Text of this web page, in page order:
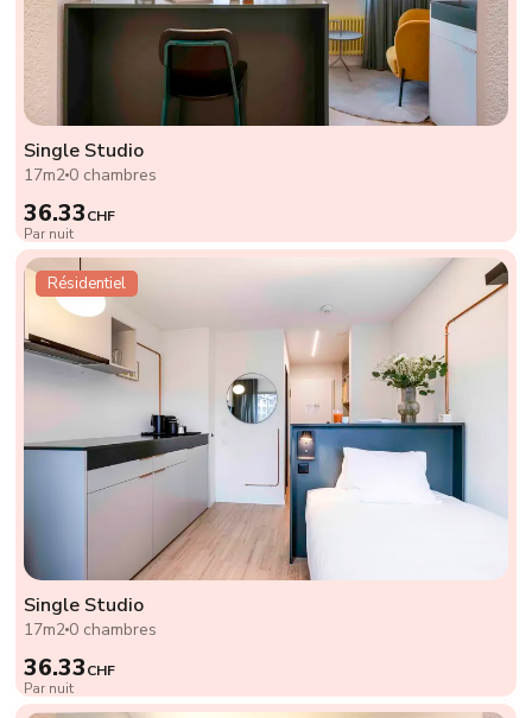
Single Studio
17m2 0 chambres
36.33CHF
Par nuit
Résidentiel
Single Studio
17m2 0 chambres
36.33CHF
Par nuit